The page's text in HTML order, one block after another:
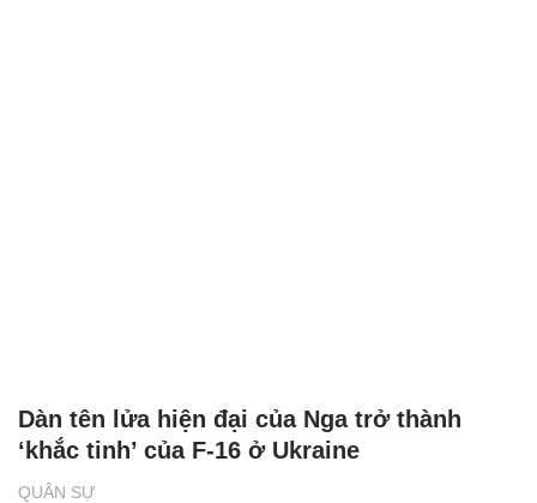
QUÂN SỰ
Dàn tên lửa hiện đại của Nga trở thành
‘khắc tinh’ của F-16 ở Ukraine